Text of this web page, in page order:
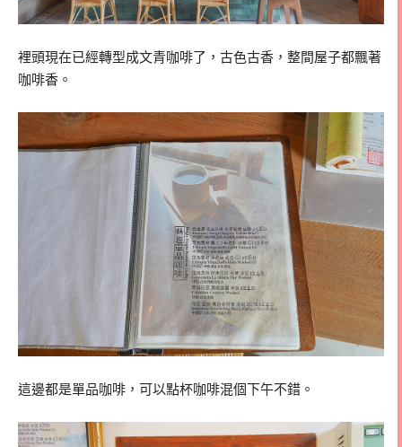
裡頭現在已經轉型成文青咖啡了，古色古香，整間屋子都飄著
咖啡香。
這邊都是單品咖啡，可以點杯咖啡混個下午不錯。